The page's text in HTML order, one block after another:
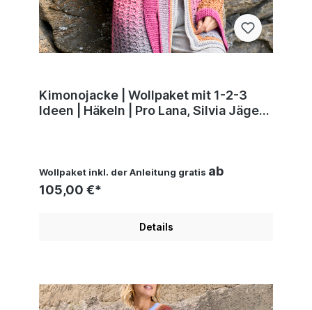
Kimonojacke | Wollpaket mit 1-2-3
Ideen | Häkeln | Pro Lana, Silvia Jäger,
Wollpaket inkl. der Anleitung gratis ab
105,00 €*
Details